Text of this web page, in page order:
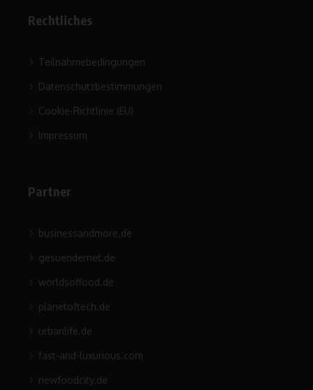
Rechtliches
Teilnahmebedingungen
Datenschutzbestimmungen
Cookie-Richtlinie (EU)
Impressum
Partner
businessandmore.de
gesuendernet.de
worldsoffood.de
planetoftech.de
urbanlife.de
fast-and-luxurious.com
newfoodcity.de